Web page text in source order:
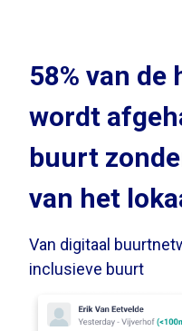
58% van de
wordt
buurt
van het
Van digitaal
inclusieve buurt